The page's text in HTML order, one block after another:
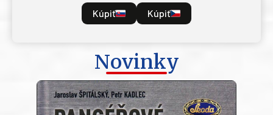
Kúpiť Kúpiť
Novinky